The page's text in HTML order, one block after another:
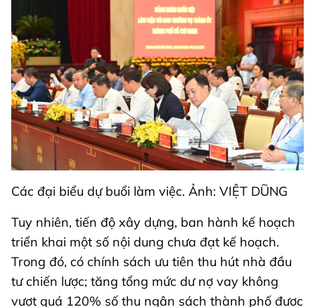
Các đại biểu dự buổi làm việc. Ảnh: VIỆT DŨNG
Tuy nhiên, tiến độ xây dựng, ban hành kế hoạch
triển khai một số nội dung chưa đạt kế hoạch.
Trong đó, có chính sách ưu tiên thu hút nhà đầu
tư chiến lược; tăng tổng mức dư nợ vay không
vượt quá 120% số thu ngân sách thành phố được